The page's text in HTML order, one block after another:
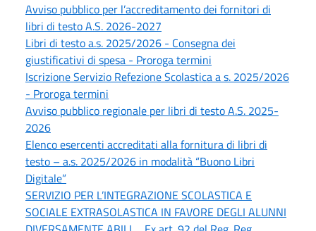
Avviso pubblico per l’accreditamento dei fornitori di
libri di testo A.S. 2026-2027
Libri di testo a.s. 2025/2026 - Consegna dei
giustificativi di spesa - Proroga termini
Iscrizione Servizio Refezione Scolastica a s. 2025/2026
- Proroga termini
Avviso pubblico regionale per libri di testo A.S. 2025-
2026
Elenco esercenti accreditati alla fornitura di libri di
testo – a.s. 2025/2026 in modalità “Buono Libri
Digitale”
SERVIZIO PER L’INTEGRAZIONE SCOLASTICA E
SOCIALE EXTRASOLASTICA IN FAVORE DEGLI ALUNNI